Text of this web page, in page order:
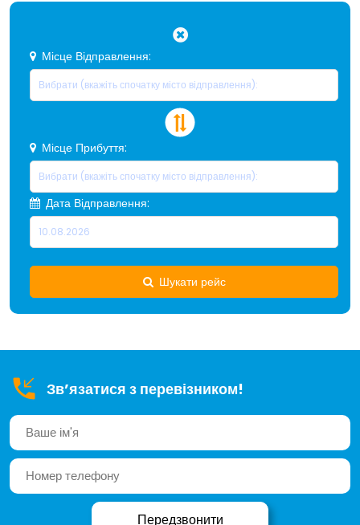
Місце Відправлення:
Місце Прибуття:
Дата Відправлення:
Шукати рейс
Зв’язатися з перевізником!